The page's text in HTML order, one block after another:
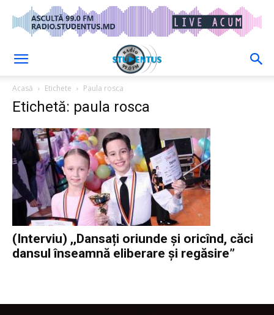
Acasă Etichete Paula rosca
Etichetă: paula rosca
(Interviu) ,,Dansați oriunde și oricînd, căci
dansul înseamnă eliberare și regăsire”